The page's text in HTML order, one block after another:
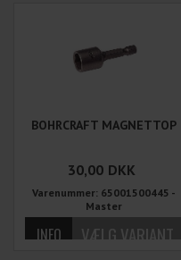
BOHRCRAFT MAGNETTOP
30,00 DKK
Varenummer: 65001500445 -
Master